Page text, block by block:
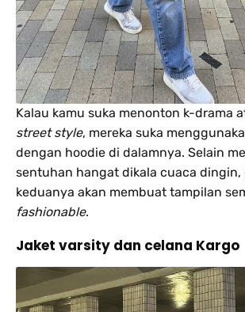
Kalau kamu suka menonton k-drama
street style, mereka suka
dengan hoodie di dalamnya. Selain
sentuhan hangat dikala cuaca dingin,
keduanya akan membuat tampilan
fashionable.
Jaket varsity dan celana Kargo